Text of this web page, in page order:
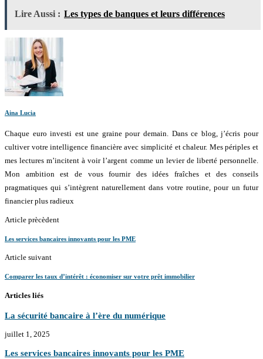
Lire Aussi : Les types de banques et leurs différences
Aina Lucia
Chaque euro investi est une graine pour demain. Dans ce blog, j’écris pour
cultiver votre intelligence financière avec simplicité et chaleur. Mes périples et
mes lectures m’incitent à voir l’argent comme un levier de liberté personnelle.
Mon ambition est de vous fournir des idées fraîches et des conseils
pragmatiques qui s’intègrent naturellement dans votre routine, pour un futur
financier plus radieux
Article prècèdent
Les services bancaires innovants pour les PME
Article suivant
Comparer les taux d’intérêt : économiser sur votre prêt immobilier
Articles liés
La sécurité bancaire à l’ère du numérique
juillet 1, 2025
Les services bancaires innovants pour les PME